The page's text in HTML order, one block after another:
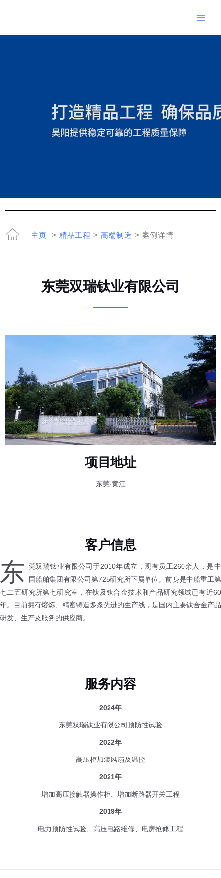
主页 > 精品工程 > 高端制造 > 案例详情
东莞双瑞钛业有限公司
项目地址
东莞·黄江
客户信息
东
莞双瑞钛业有限公司于2010年成立，现有员工260余人，是中
国船舶集团有限公司第725研究所下属单位。前身是中船重工第
七二五研究所第七研究室，在钛及钛合金技术和产品研究领域已有近60
年。目前拥有熔炼、精密铸造多条先进的生产线，是国内主要钛合金产品
研发、生产及服务的供应商。
服务内容
2024年
东莞双瑞钛业有限公司预防性试验
2022年
高压柜加装风扇及温控
2021年
增加高压接触器操作柜、增加断路器开关工程
2019年
电力预防性试验、高压电路维修、电房抢修工程